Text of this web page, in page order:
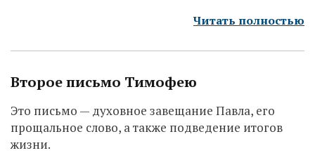
Читать полностью
Второе письмо Тимофею
Это письмо — духовное завещание Павла, его
прощальное слово, а также подведение итогов
жизни.